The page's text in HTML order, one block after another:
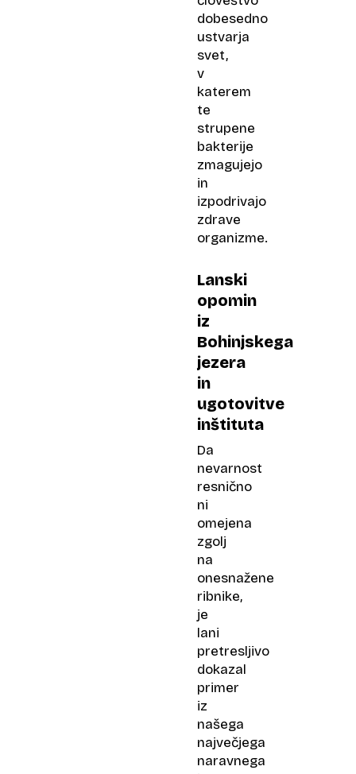
dobesedno
ustvarja
svet,
v
katerem
te
strupene
bakterije
zmagujejo
in
izpodrivajo
zdrave
organizme.
Lanski
opomin
iz
Bohinjskega
jezera
in
ugotovitve
inštituta
Da
nevarnost
resnično
ni
omejena
zgolj
na
onesnažene
ribnike,
je
lani
pretresljivo
dokazal
primer
iz
našega
največjega
naravnega